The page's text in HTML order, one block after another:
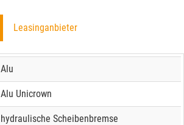
Leasinganbieter
Alu
Alu Unicrown
hydraulische Scheibenbremse